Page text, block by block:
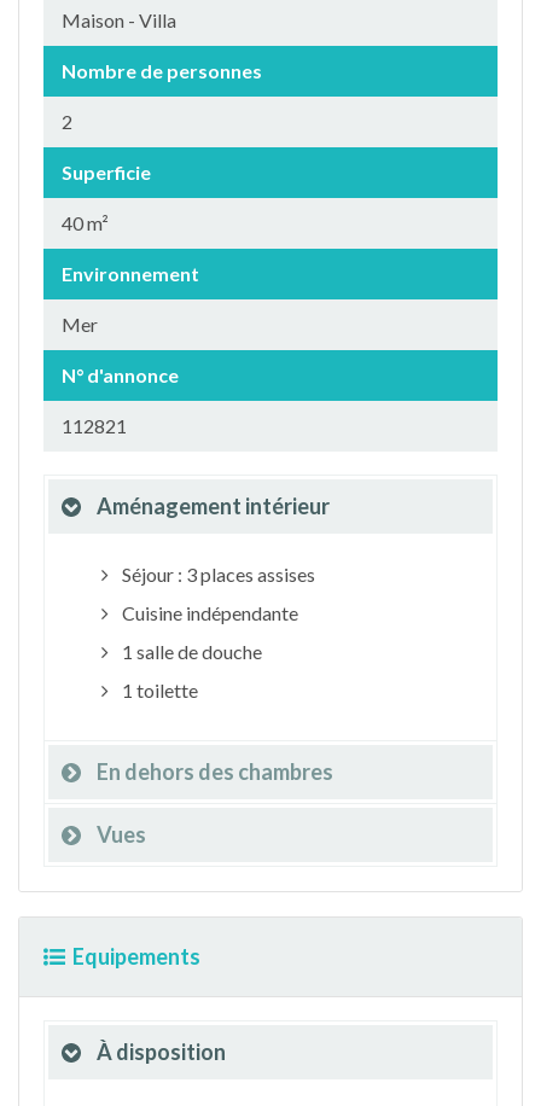
Maison - Villa
Nombre de personnes
2
Superficie
40 m²
Environnement
Mer
N° d'annonce
112821
Aménagement intérieur
Séjour : 3 places assises
Cuisine indépendante
1 salle de douche
1 toilette
En dehors des chambres
Vues
Equipements
À disposition